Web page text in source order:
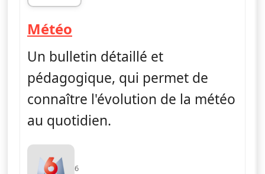
fin 19h45
Météo
Un bulletin détaillé et
pédagogique, qui permet de
connaître l'évolution de la météo
au quotidien.
6